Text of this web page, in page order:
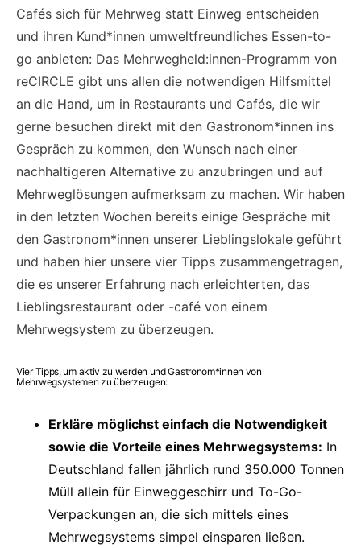
Cafés sich für Mehrweg statt Einweg entscheiden
und ihren Kund*innen umweltfreundliches Essen-to-
go anbieten: Das Mehrwegheld:innen-Programm von
reCIRCLE gibt uns allen die notwendigen Hilfsmittel
an die Hand, um in Restaurants und Cafés, die wir
gerne besuchen direkt mit den Gastronom*innen ins
Gespräch zu kommen, den Wunsch nach einer
nachhaltigeren Alternative zu anzubringen und auf
Mehrweglösungen aufmerksam zu machen. Wir haben
in den letzten Wochen bereits einige Gespräche mit
den Gastronom*innen unserer Lieblingslokale geführt
und haben hier unsere vier Tipps zusammengetragen,
die es unserer Erfahrung nach erleichterten, das
Lieblingsrestaurant oder -café von einem
Mehrwegsystem zu überzeugen.
Vier Tipps, um aktiv zu werden und Gastronom*innen von
Mehrwegsystemen zu überzeugen:
Erkläre möglichst einfach die Notwendigkeit
sowie die Vorteile eines Mehrwegsystems: In
Deutschland fallen jährlich rund 350.000 Tonnen
Müll allein für Einweggeschirr und To-Go-
Verpackungen an, die sich mittels eines
Mehrwegsystems simpel einsparen ließen.